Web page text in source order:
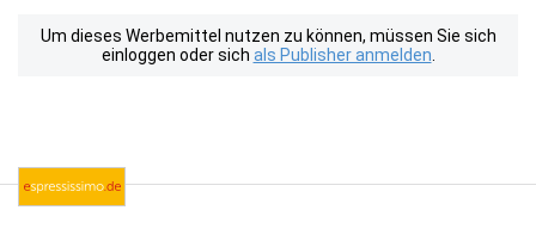
Um dieses Werbemittel nutzen zu können, müssen Sie sich
einloggen oder sich als Publisher anmelden